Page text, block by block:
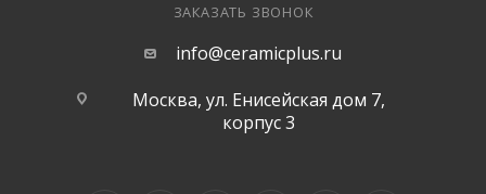
ЗАКАЗАТЬ ЗВОНОК
info@ceramicplus.ru
Москва, ул. Енисейская дом 7,
корпус 3